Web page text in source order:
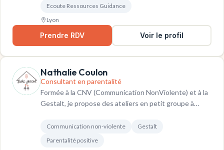
Ecoute Ressources Guidance
Lyon
Prendre RDV Voir le profil
Nathalie Coulon
Consultant en parentalité
Formée à la CNV (Communication NonViolente) et à la
Gestalt, je propose des ateliers en petit groupe à…
Communication non-violente
Gestalt
Parentalité positive